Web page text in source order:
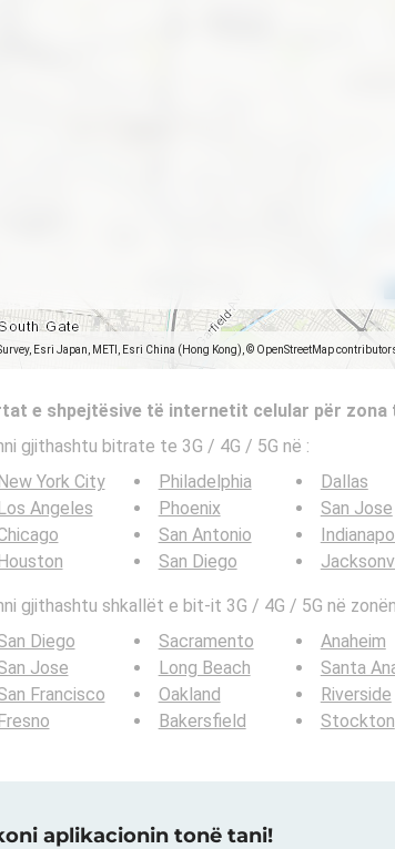
Esri Japan, METI, Esri China (Hong Kong), © OpenStreetMap
e shpejtësive të internetit celular për zona
gjithashtu bitrate te 3G / 4G / 5G në :
York City
Angeles
Philadelphia
Phoenix
San Antonio
San Diego
Dallas
San Jose
gjithashtu shkallët e bit-it 3G / 4G / 5G në
Diego
Jose
Francisco
Sacramento
Long Beach
Oakland
Bakersfield
Anaheim
Santa
Riverside
Stockton
aplikacionin tonë tani!